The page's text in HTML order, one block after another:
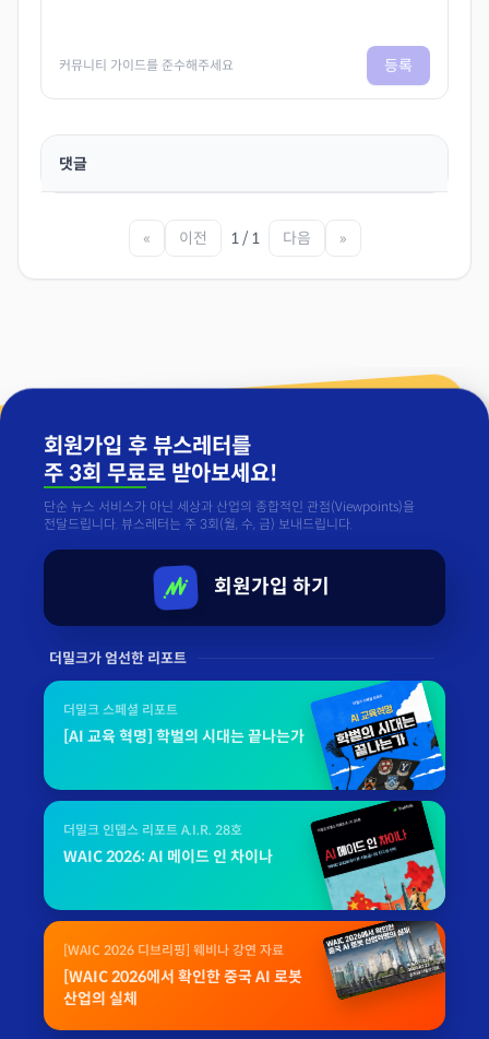
커뮤니티 가이드를 준수해주세요 등록
댓글
« 이전 1 / 1 다음 »
회원가입 후 뷰스레터를
주 3회 무료로 받아보세요!
단순 뉴스 서비스가 아닌 세상과 산업의 종합적인 관점(Viewpoints)을
전달드립니다. 뷰스레터는 주 3회(월, 수, 금) 보내드립니다.
회원가입 하기
더밀크가 엄선한 리포트
더밀크 스페셜 리포트
[AI 교육 혁명] 학벌의 시대는 끝나는가
더밀크 인뎁스 리포트 A.I.R. 28호
WAIC 2026: AI 메이드 인 차이나
[WAIC 2026 디브리핑] 웨비나 강연 자료
[WAIC 2026에서 확인한 중국 AI 로봇
산업의 실체